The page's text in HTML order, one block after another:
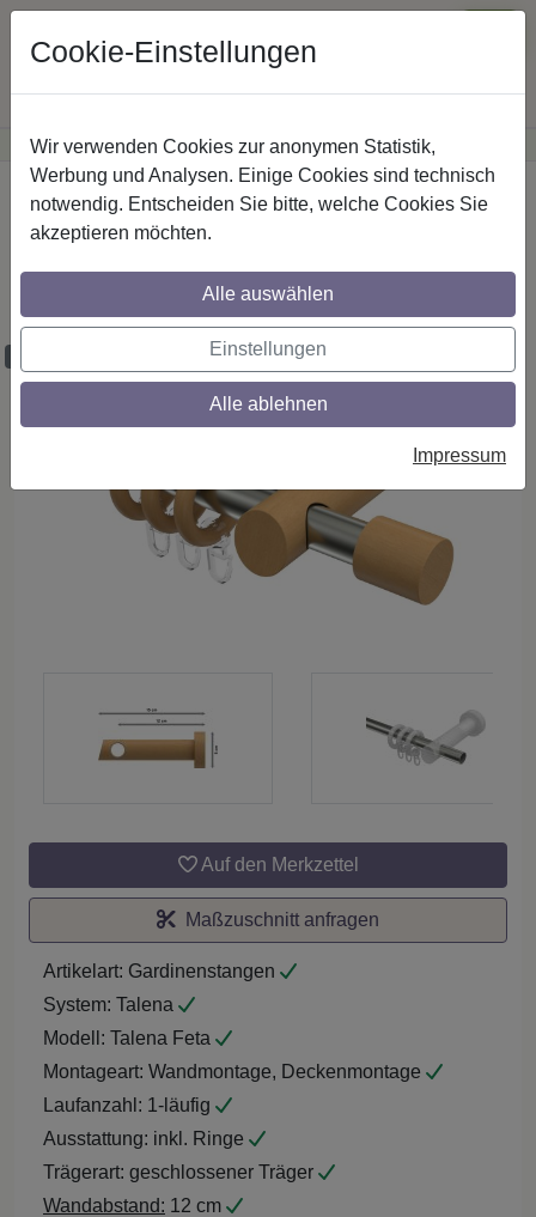
Günstige Versandkosteninnerhalb Österreichs· Sichere Zahlung
Startseite Gardinenstangen Metall / Holz
Gardinenstangen aus Metall / Holz in 20
mm Ø, 1-läufig, Modell TALENA - Feta
Edelstahl-Optik / Buche lackiert
Auf den Merkzettel
Maßzuschnitt anfragen
Artikelart: Gardinenstangen
System: Talena
Modell: Talena Feta
Montageart: Wandmontage, Deckenmontage
Laufanzahl: 1-läufig
Ausstattung: inkl. Ringe
Trägerart: geschlossener Träger
Wandabstand: 12 cm
Cookie-Einstellungen
Wir verwenden Cookies zur anonymen Statistik,
Werbung und Analysen. Einige Cookies sind technisch
notwendig. Entscheiden Sie bitte, welche Cookies Sie
akzeptieren möchten.
Alle auswählen
Einstellungen
Alle ablehnen
Impressum